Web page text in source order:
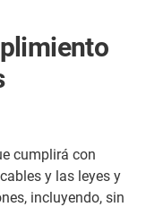
cumplirá con
y las leyes y
incluyendo, sin